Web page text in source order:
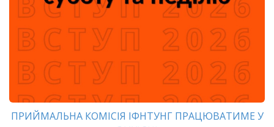
ПРИЙМАЛЬНА КОМІСІЯ ІФНТУНГ ПРАЦЮВАТИМЕ У